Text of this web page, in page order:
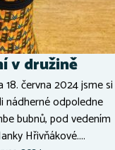
v družině
18. června 2024 jsme si
nádherné odpoledne
bubnů, pod vedením
Hřivňákové....